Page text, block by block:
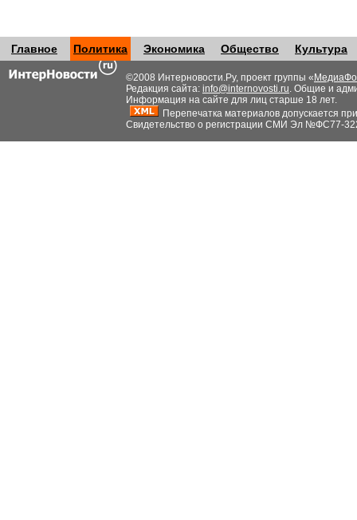
Главное Политика Экономика Общество Культура
©2008 Интерновости.Ру, проект группы «
Редакция сайта: info@internovosti.ru. Общие и
Информация на сайте для лиц старше 18 лет.
Перепечатка материалов допускается
Свидетельство о регистрации СМИ Эл №ФС77-